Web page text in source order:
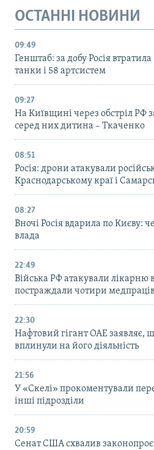
ОСТАННІ НОВИНИ
09:49
Генштаб: за добу Росія
танки і 58 артсистем
09:27
На Київщині через обстріл РФ
серед них дитина – Ткаченко
08:51
Росія: дрони атакували
Краснодарському краї і
08:27
Вночі Росія вдарила по Києву:
влада
22:49
Війська РФ атакували лікарню
постраждали чотири
22:30
Нафтовий гігант ОАЕ заявляє,
вплинули на його діяльність
21:56
У «Скелі» прокоментували
інші підрозділи
20:59
Cенат США схвалив